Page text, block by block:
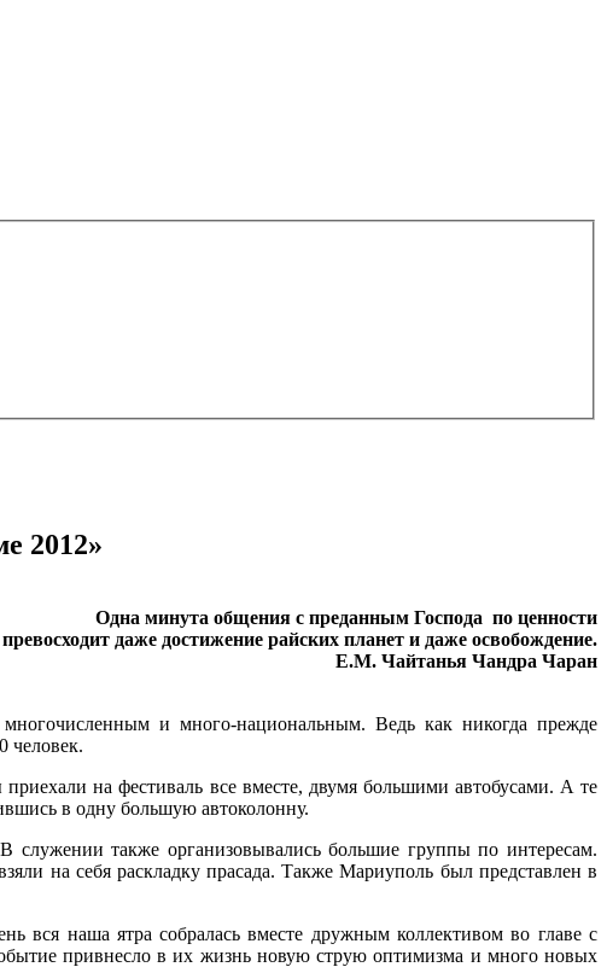
2012»
Одна минута общения с преданным Господа по ценности
превосходит даже достижение райских планет и даже освобождение.
Е.М. Чайтанья Чандра Чаран
и много-национальным. Ведь как никогда прежде
человек.
на фестиваль все вместе, двумя большими автобусами. А те
в одну большую автоколонну.
служении также организовывались большие группы по интересам.
на себя раскладку прасада. Также Мариуполь был представлен в
вся наша ятра собралась вместе дружным коллективом во главе с
привнесло в их жизнь новую струю оптимизма и много новых